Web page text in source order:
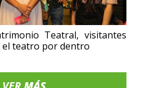
Teatral, visitantes
teatro por dentro